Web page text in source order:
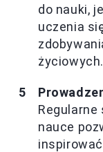
do nauki,
uczenia
życiowych.
nauce